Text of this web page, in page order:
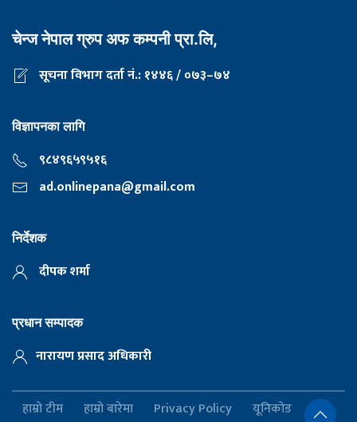
चेन्ज नेपाल ग्रुप अफ कम्पनी प्रा.लि,
सूचना विभाग दर्ता नं.: १४४६ / ०७३–७४
विज्ञापनका लागि
९८४९६५९५१६
ad.onlinepana@gmail.com
निर्देशक
दीपक शर्मा
प्रधान सम्पादक
नारायण प्रसाद अधिकारी
हाम्रो टीम हाम्रो बारेमा Privacy Policy यूनिकोड